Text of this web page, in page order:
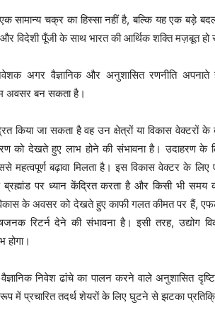
चक्र का हिस्सा नहीं है, बल्कि यह एक बड़े
विदेशी पूँजी के साथ भारत की आर्थिक शक्ति मज़बूत हो
अगर वैज्ञानिक और अनुशासित रणनीति अपनाते
अवसर बन सकता है।
किया जा सकता है वह उन क्षेत्रों या विकास वेक्टरों
को देखते हुए लाभ होने की संभावना है। उदाहरण के
महत्वपूर्ण बढ़ावा मिलता है। इस विकास वेक्टर के लिए
ब्रह्मांड पर ध्यान केंद्रित करता है और किसी भी
के अवसर को देखते हुए काफी गलत कीमत पर हैं,
रिटर्न देने की संभावना है। इसी तरह, उद्योग
होगा।
निवेश ढांचे का पालन करने वाले अनुशासित
में प्रचारित तदर्थ शेयरों के लिए घुटने से झटका